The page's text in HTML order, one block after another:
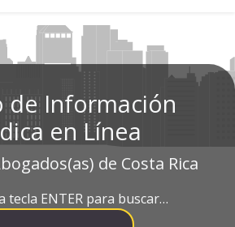
de Información
en Línea
de Costa Rica
tecla ENTER para buscar…